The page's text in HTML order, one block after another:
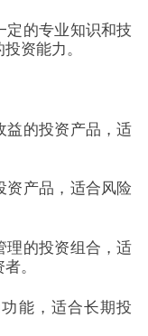
定的专业知识和技
资能力。
益的投资产品，适
资产品，适合风险
理的投资组合，适
。
能，适合长期投